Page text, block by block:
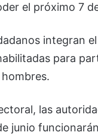
el próximo 7
integran
para
las
junio